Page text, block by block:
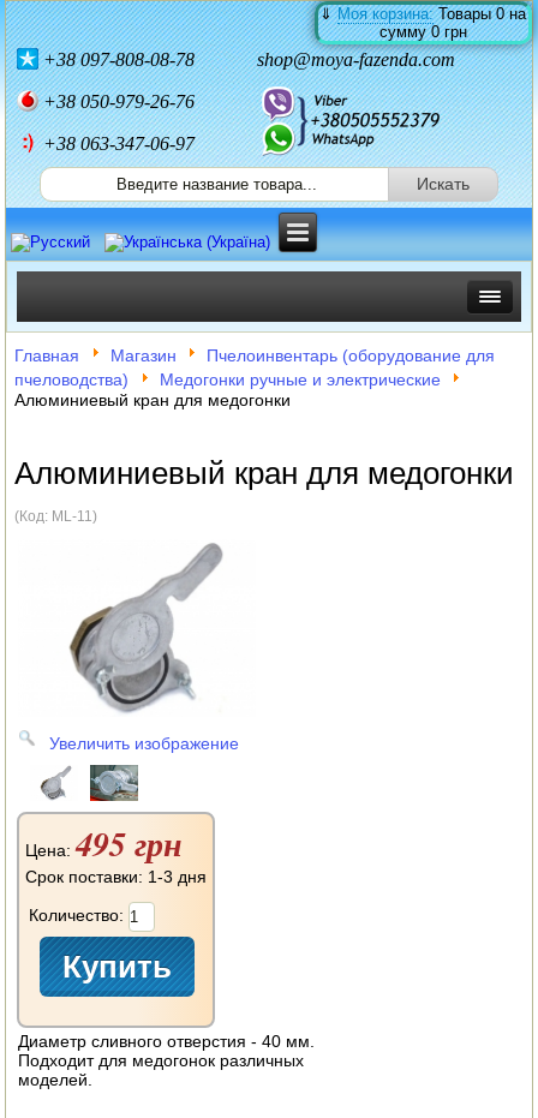
⇓Моя корзина:Товары0на
сумму0 грн
+38097-808-08-78 shop@moya-fazenda.com
+38050-979-26-76
+38 063-347-06-97
ИНКУБАТОРЫ
ЗЕРНОДРОБИЛКИ
ДЛЯ ОГОРОДА
НАВЕСНОЕ ДЛЯ МОТОБЛОКОВ
СЕПАРАТОРЫ И МАСЛОБОЙКИ
СЫРОВАРНИ
ШИНКОВКИ
ДЛЯ ДОМА И САДА
ОБОГРЕВАТЕЛИ
ДРОВОКОЛЫ
ГАЗОВЫЕ БАЛЛОНЫ
НАСТОЛЬНЫЕ ПЛИТЫ
Главная Магазин
Пчелоинвентарь (оборудование для
пчеловодства)
Медогонки ручные и электрические
Алюминиевый кран для медогонки
Алюминиевый кран для медогонки
(Код: ML-11)
Увеличить изображение
Цена:495 грн
Срок поставки: 1-3 дня
Количество:
Диаметр сливного отверстия - 40 мм.
Подходит для медогонок различных
моделей.